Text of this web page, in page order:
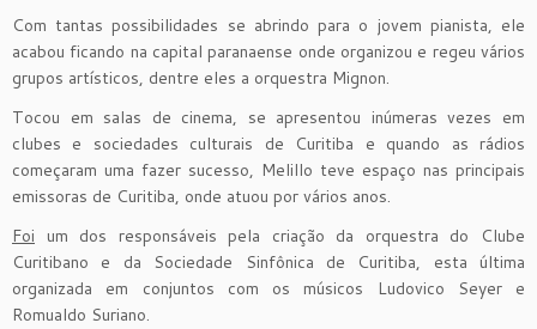
Com tantas possibilidades se abrindo para o jovem pianista, ele
acabou ficando na capital paranaense onde organizou e regeu vários
grupos artísticos, dentre eles a orquestra Mignon.
Tocou em salas de cinema, se apresentou inúmeras vezes em
clubes e sociedades culturais de Curitiba e quando as rádios
começaram uma fazer sucesso, Melillo teve espaço nas principais
emissoras de Curitiba, onde atuou por vários anos.
Foi um dos responsáveis pela criação da orquestra do Clube
Curitibano e da Sociedade Sinfônica de Curitiba, esta última
organizada em conjuntos com os músicos Ludovico Seyer e
Romualdo Suriano.